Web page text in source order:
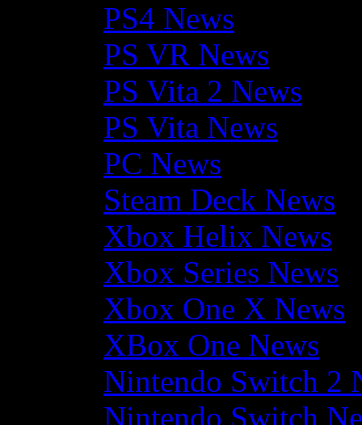
PS4 News
PS VR News
PS Vita 2 News
PS Vita News
PC News
Steam Deck News
Xbox Helix News
Xbox Series News
Xbox One X News
XBox One News
Nintendo Switch 2
Nintendo Switch